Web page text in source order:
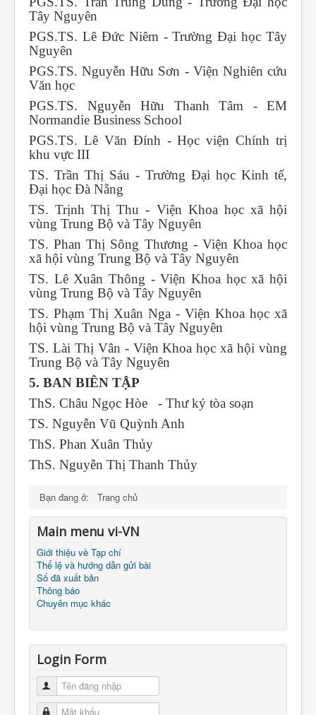
Tây Nguyên
PGS.TS. Lê Đức Niêm - Trường Đại học Tây
Nguyên
PGS.TS. Nguyễn Hữu Sơn - Viện Nghiên cứu
Văn học
PGS.TS. Nguyễn Hữu Thanh Tâm - EM
Normandie Business School
PGS.TS. Lê Văn Đính - Học viện Chính trị
khu vực III
TS. Trần Thị Sáu - Trường Đại học Kinh tế,
Đại học Đà Nẵng
TS. Trịnh Thị Thu - Viện Khoa học xã hội
vùng Trung Bộ và Tây Nguyên
TS. Phan Thị Sông Thương - Viện Khoa học
xã hội vùng Trung Bộ và Tây Nguyên
TS. Lê Xuân Thông - Viện Khoa học xã hội
vùng Trung Bộ và Tây Nguyên
TS. Phạm Thị Xuân Nga - Viện Khoa học xã
hội vùng Trung Bộ và Tây Nguyên
TS. Lài Thị Vân - Viện Khoa học xã hội vùng
Trung Bộ và Tây Nguyên
5. BAN BIÊN TẬP
ThS. Châu Ngọc Hòe - Thư ký tòa soạn
TS. Nguyễn Vũ Quỳnh Anh
ThS. Phan Xuân Thủy
ThS. Nguyễn Thị Thanh Thủy
Bạn đang ở: Trang chủ
Main menu vi-VN
Giới thiệu về Tạp chí
Thể lệ và hướng dẫn gửi bài
Số đã xuất bản
Thông báo
Chuyên mục khác
Login Form
Tên đăng nhập
Mật khẩu